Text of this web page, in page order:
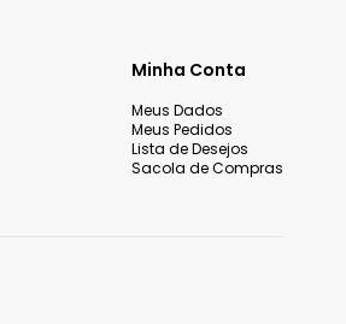
Minha Conta
Meus Dados
Meus Pedidos
Lista de Desejos
Sacola de Compras